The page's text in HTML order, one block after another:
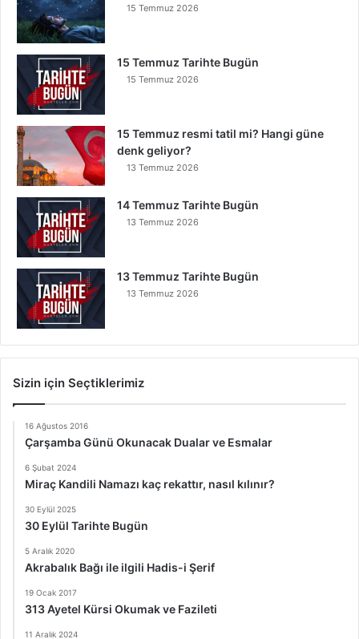
15 Temmuz 2026
15 Temmuz Tarihte Bugün
15 Temmuz 2026
15 Temmuz resmi tatil mi? Hangi güne
denk geliyor?
13 Temmuz 2026
14 Temmuz Tarihte Bugün
13 Temmuz 2026
13 Temmuz Tarihte Bugün
13 Temmuz 2026
Sizin için Seçtiklerimiz
16 Ağustos 2016
Çarşamba Günü Okunacak Dualar ve Esmalar
6 Şubat 2024
Miraç Kandili Namazı kaç rekattır, nasıl kılınır?
30 Eylül 2025
30 Eylül Tarihte Bugün
5 Aralık 2020
Akrabalık Bağı ile ilgili Hadis-i Şerif
19 Ocak 2017
313 Ayetel Kürsi Okumak ve Fazileti
11 Aralık 2024